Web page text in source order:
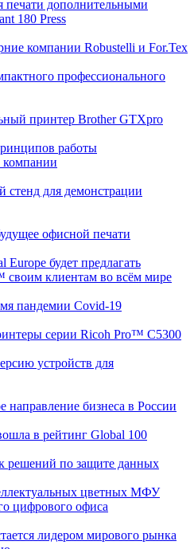
печати дополнительными
180 Press
компании Robustelli и For.Tex
профессионального
принтер Brother GTXpro
работы
компании
стенд для демонстрации
офисной печати
будет предлагать
клиентам во всём мире
пандемии Covid-19
серии Ricoh Pro™ C5300
устройств для
направление бизнеса в России
в рейтинг Global 100
по защите данных
цветных МФУ
цифрового офиса
лидером мирового рынка